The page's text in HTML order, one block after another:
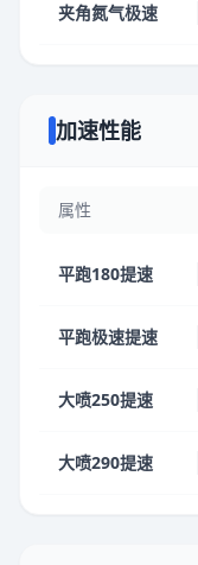
夹角氮气极速
加速性能
属性
平跑180提速
平跑极速提速
大喷250提速
大喷290提速